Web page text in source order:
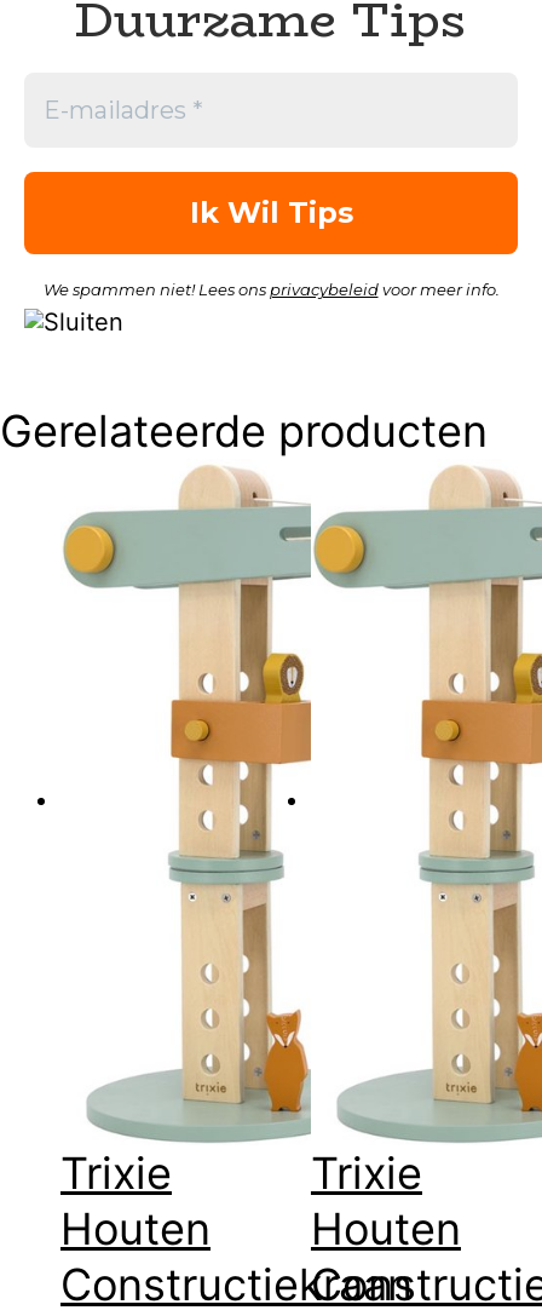
Duurzame Tips
We spammen niet! Lees ons privacybeleidvoor meer info.
Gerelateerde producten
Trixie
Houten
Constructiekraan
Trixie
Houten